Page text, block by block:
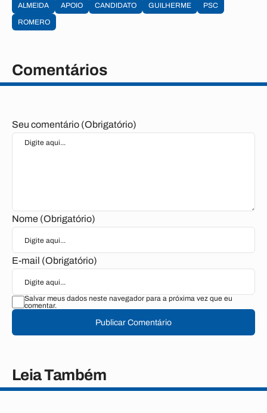
ALMEIDA APOIO CANDIDATO GUILHERME
PSC
ROMERO
Comentários
Seu comentário (Obrigatório)
Nome (Obrigatório)
E-mail (Obrigatório)
Salvar meus dados neste navegador para a próxima vez que eu
comentar.
Publicar Comentário
Leia Também